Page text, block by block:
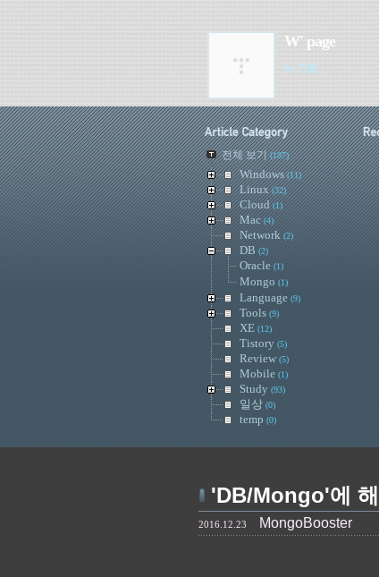
W' page
by 간즁
전체 보기(187)
Windows(11)
Linux(32)
Cloud(1)
Mac(4)
Network (2)
DB (2)
Oracle (1)
Mongo (1)
Language (9)
Tools (9)
XE (12)
Tistory (5)
Review (5)
Mobile (1)
Study (93)
일상 (0)
temp (0)
'DB/Mongo'에
2016.12.23 MongoBooster